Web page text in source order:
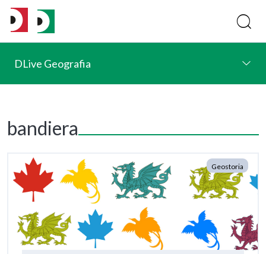
DLive Geografia
bandiera
Geostoria